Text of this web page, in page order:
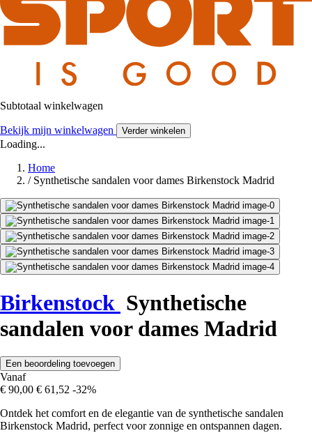
Subtotaal winkelwagen
Bekijk mijn winkelwagen Verder winkelen
Loading...
Home
/ Synthetische sandalen voor dames Birkenstock Madrid
Birkenstock Synthetische
sandalen voor dames Madrid
Een beoordeling toevoegen
Vanaf
€ 90,00 € 61,52 -32%
Ontdek het comfort en de elegantie van de synthetische sandalen
Birkenstock Madrid, perfect voor zonnige en ontspannen dagen.